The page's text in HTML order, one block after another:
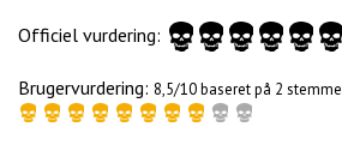
Officiel vurdering:
Brugervurdering: 8,5/10 baseret på 2